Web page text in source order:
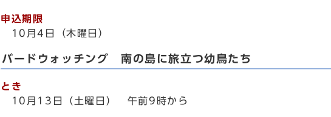
申込期限
10月4日（木曜日）
バードウォッチング 南の島に旅立つ幼鳥たち
とき
10月13日（土曜日） 午前9時から